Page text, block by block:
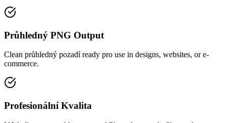
Průhledný PNG Output
Clean průhledný pozadí ready pro use in designs, websites, or e-
commerce.
Profesionální Kvalita